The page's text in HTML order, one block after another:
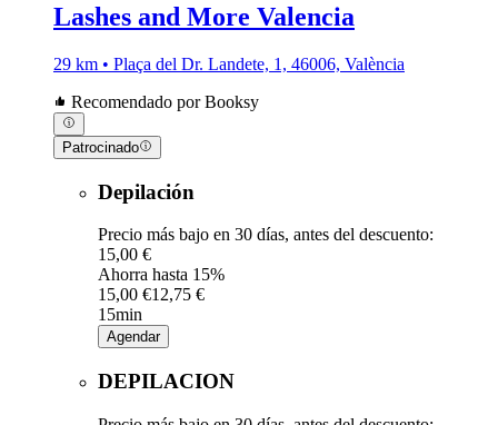
Lashes and More Valencia
29 km • Plaça del Dr. Landete, 1, 46006, València
Recomendado por Booksy
Patrocinado
Depilación
Precio más bajo en 30 días, antes del descuento:
15,00 €
Ahorra hasta 15%
15,00 €12,75 €
15min
Agendar
DEPILACION